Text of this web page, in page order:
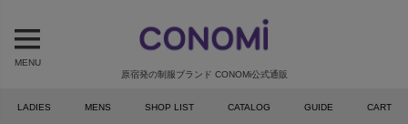
原宿発の制服ブランド CONOMi公式通販
MENU
LADIES MENS SHOP LIST CATALOG GUIDE CART